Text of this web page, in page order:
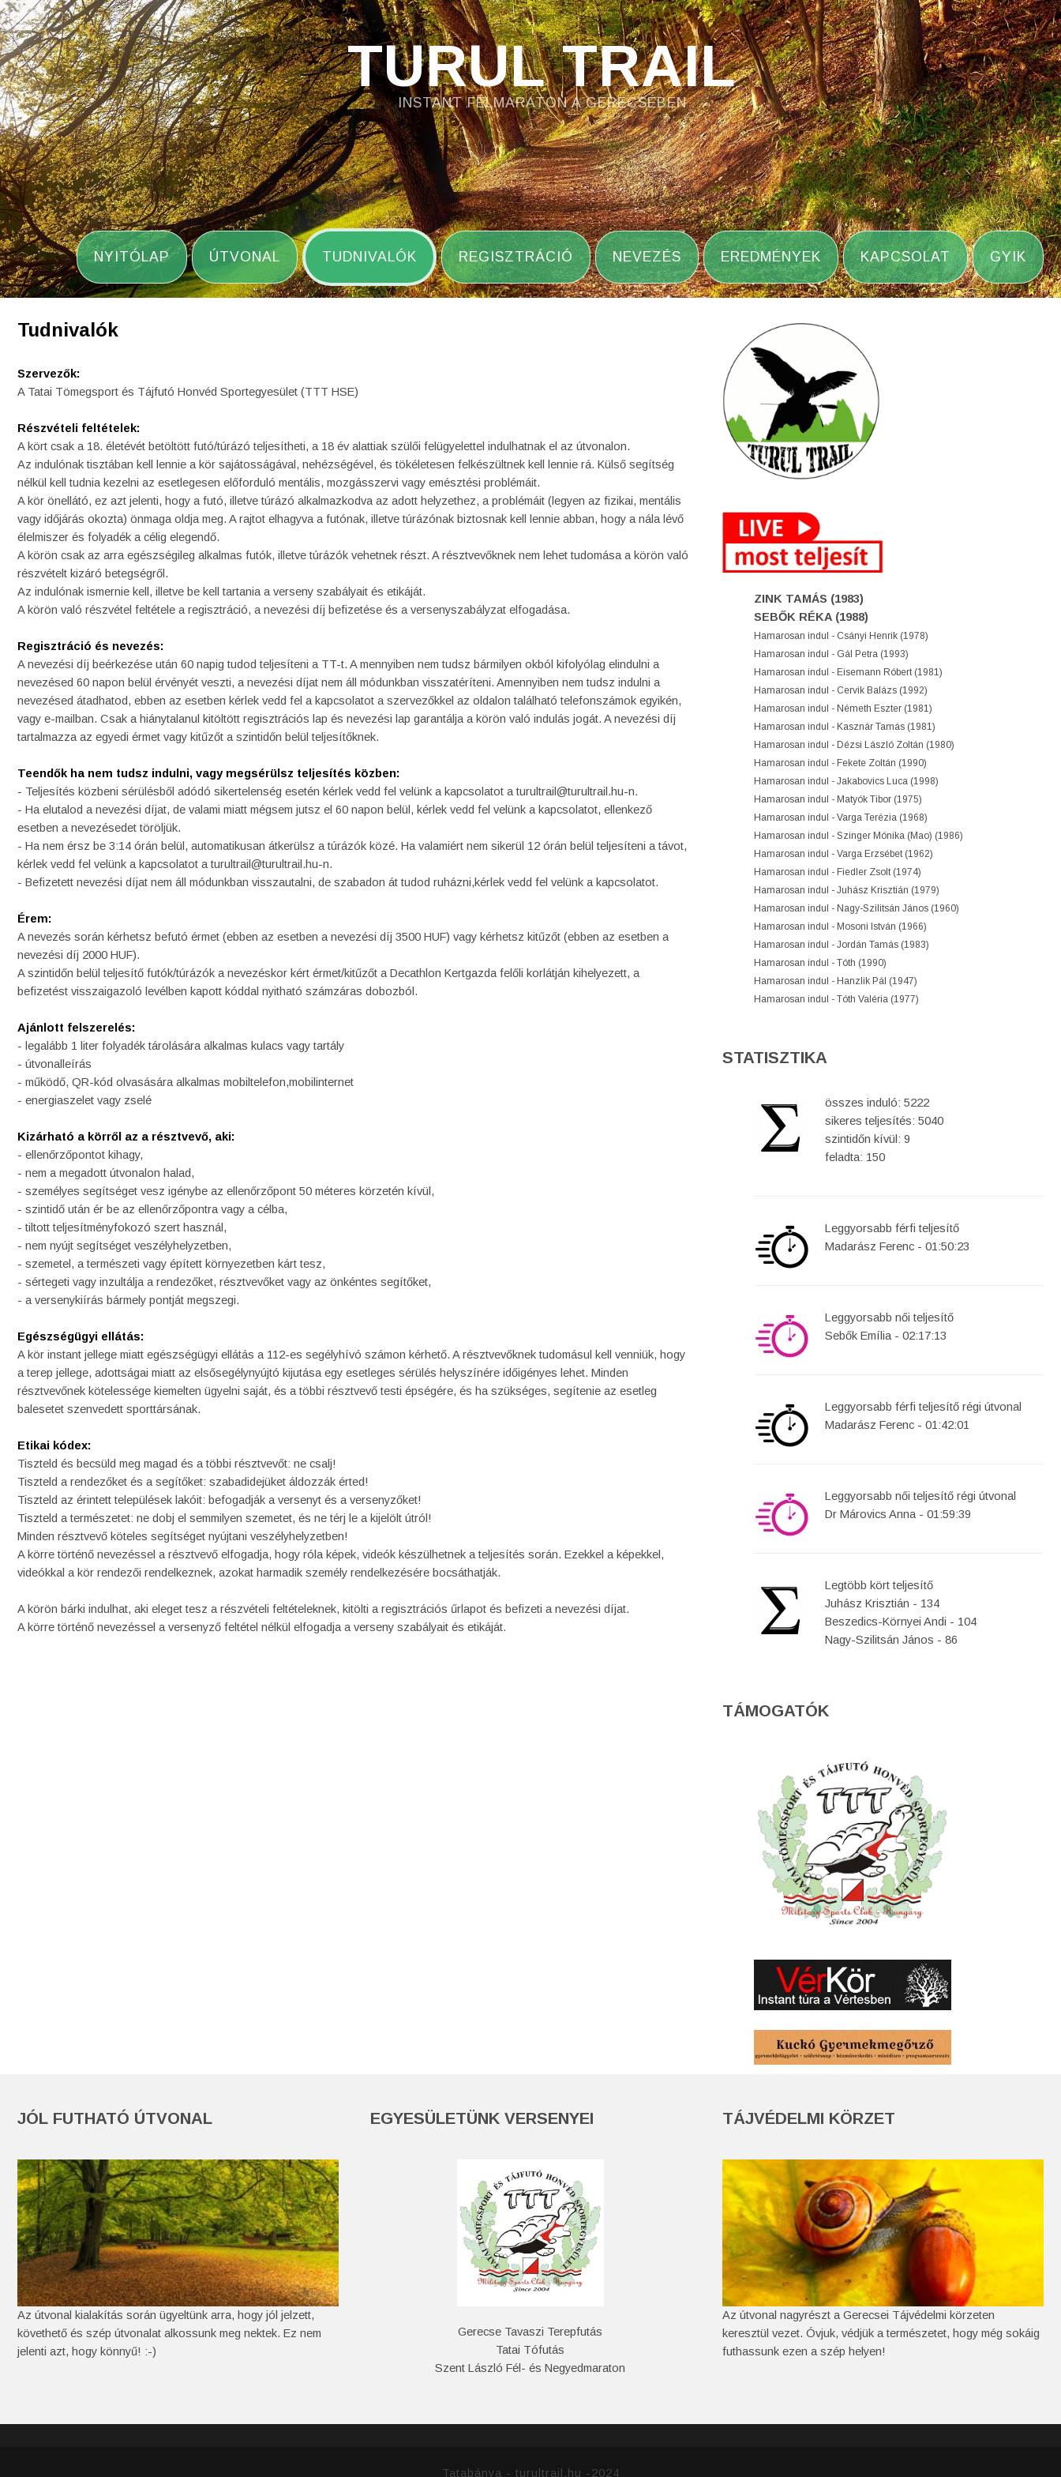
TURUL TRAIL
INSTANT FÉLMARATON A GERECSÉBEN
NYITÓLAP ÚTVONAL TUDNIVALÓK REGISZTRÁCIÓ NEVEZÉS EREDMÉNYEK KAPCSOLAT GYIK
Tudnivalók
Szervezők:
A Tatai Tömegsport és Tájfutó Honvéd Sportegyesület (TTT HSE)
Részvételi feltételek:
A kört csak a 18. életévét betöltött futó/túrázó teljesítheti, a 18 év alattiak szülői felügyelettel indulhatnak el az útvonalon.
Az indulónak tisztában kell lennie a kör sajátosságával, nehézségével, és tökéletesen felkészültnek kell lennie rá. Külső segítség
nélkül kell tudnia kezelni az esetlegesen előforduló mentális, mozgásszervi vagy emésztési problémáit.
A kör önellátó, ez azt jelenti, hogy a futó, illetve túrázó alkalmazkodva az adott helyzethez, a problémáit (legyen az fizikai, mentális
vagy időjárás okozta) önmaga oldja meg. A rajtot elhagyva a futónak, illetve túrázónak biztosnak kell lennie abban, hogy a nála lévő
élelmiszer és folyadék a célig elegendő.
A körön csak az arra egészségileg alkalmas futók, illetve túrázók vehetnek részt. A résztvevőknek nem lehet tudomása a körön való
részvételt kizáró betegségről.
Az indulónak ismernie kell, illetve be kell tartania a verseny szabályait és etikáját.
A körön való részvétel feltétele a regisztráció, a nevezési díj befizetése és a versenyszabályzat elfogadása.
Regisztráció és nevezés:
A nevezési díj beérkezése után 60 napig tudod teljesíteni a TT-t. A mennyiben nem tudsz bármilyen okból kifolyólag elindulni a
nevezésed 60 napon belül érvényét veszti, a nevezési díjat nem áll módunkban visszatéríteni. Amennyiben nem tudsz indulni a
nevezésed átadhatod, ebben az esetben kérlek vedd fel a kapcsolatot a szervezőkkel az oldalon található telefonszámok egyikén,
vagy e-mailban. Csak a hiánytalanul kitöltött regisztrációs lap és nevezési lap garantálja a körön való indulás jogát. A nevezési díj
tartalmazza az egyedi érmet vagy kitűzőt a szintidőn belül teljesítőknek.
Teendők ha nem tudsz indulni, vagy megsérülsz teljesítés közben:
- Teljesítés közbeni sérülésből adódó sikertelenség esetén kérlek vedd fel velünk a kapcsolatot a turultrail@turultrail.hu-n.
- Ha elutalod a nevezési díjat, de valami miatt mégsem jutsz el 60 napon belül, kérlek vedd fel velünk a kapcsolatot, ellenkező
esetben a nevezésedet töröljük.
- Ha nem érsz be 3:14 órán belül, automatikusan átkerülsz a túrázók közé. Ha valamiért nem sikerül 12 órán belül teljesíteni a távot,
kérlek vedd fel velünk a kapcsolatot a turultrail@turultrail.hu-n.
- Befizetett nevezési díjat nem áll módunkban visszautalni, de szabadon át tudod ruházni,kérlek vedd fel velünk a kapcsolatot.
Érem:
A nevezés során kérhetsz befutó érmet (ebben az esetben a nevezési díj 3500 HUF) vagy kérhetsz kitűzőt (ebben az esetben a
nevezési díj 2000 HUF).
A szintidőn belül teljesítő futók/túrázók a nevezéskor kért érmet/kitűzőt a Decathlon Kertgazda felőli korlátján kihelyezett, a
befizetést visszaigazoló levélben kapott kóddal nyitható számzáras dobozból.
Ajánlott felszerelés:
- legalább 1 liter folyadék tárolására alkalmas kulacs vagy tartály
- útvonalleírás
- működő, QR-kód olvasására alkalmas mobiltelefon,mobilinternet
- energiaszelet vagy zselé
Kizárható a körről az a résztvevő, aki:
- ellenőrzőpontot kihagy,
- nem a megadott útvonalon halad,
- személyes segítséget vesz igénybe az ellenőrzőpont 50 méteres körzetén kívül,
- szintidő után ér be az ellenőrzőpontra vagy a célba,
- tiltott teljesítményfokozó szert használ,
- nem nyújt segítséget veszélyhelyzetben,
- szemetel, a természeti vagy épített környezetben kárt tesz,
- sértegeti vagy inzultálja a rendezőket, résztvevőket vagy az önkéntes segítőket,
- a versenykiírás bármely pontját megszegi.
Egészségügyi ellátás:
A kör instant jellege miatt egészségügyi ellátás a 112-es segélyhívó számon kérhető. A résztvevőknek tudomásul kell venniük, hogy
a terep jellege, adottságai miatt az elsősegélynyújtó kijutása egy esetleges sérülés helyszínére időigényes lehet. Minden
résztvevőnek kötelessége kiemelten ügyelni saját, és a többi résztvevő testi épségére, és ha szükséges, segítenie az esetleg
balesetet szenvedett sporttársának.
Etikai kódex:
Tiszteld és becsüld meg magad és a többi résztvevőt: ne csalj!
Tiszteld a rendezőket és a segítőket: szabadidejüket áldozzák érted!
Tiszteld az érintett települések lakóit: befogadják a versenyt és a versenyzőket!
Tiszteld a természetet: ne dobj el semmilyen szemetet, és ne térj le a kijelölt útról!
Minden résztvevő köteles segítséget nyújtani veszélyhelyzetben!
A körre történő nevezéssel a résztvevő elfogadja, hogy róla képek, videók készülhetnek a teljesítés során. Ezekkel a képekkel,
videókkal a kör rendezői rendelkeznek, azokat harmadik személy rendelkezésére bocsáthatják.
A körön bárki indulhat, aki eleget tesz a részvételi feltételeknek, kitölti a regisztrációs űrlapot és befizeti a nevezési díjat.
A körre történő nevezéssel a versenyző feltétel nélkül elfogadja a verseny szabályait és etikáját.
ZINK TAMÁS (1983)
SEBŐK RÉKA (1988)
Hamarosan indul - Csányi Henrik (1978)
Hamarosan indul - Gál Petra (1993)
Hamarosan indul - Eisemann Róbert (1981)
Hamarosan indul - Cervik Balázs (1992)
Hamarosan indul - Németh Eszter (1981)
Hamarosan indul - Kasznár Tamás (1981)
Hamarosan indul - Dézsi László Zoltán (1980)
Hamarosan indul - Fekete Zoltán (1990)
Hamarosan indul - Jakabovics Luca (1998)
Hamarosan indul - Matyók Tibor (1975)
Hamarosan indul - Varga Terézia (1968)
Hamarosan indul - Szinger Mónika (Mao) (1986)
Hamarosan indul - Varga Erzsébet (1962)
Hamarosan indul - Fiedler Zsolt (1974)
Hamarosan indul - Juhász Krisztián (1979)
Hamarosan indul - Nagy-Szilitsán János (1960)
Hamarosan indul - Mosoni István (1966)
Hamarosan indul - Jordán Tamás (1983)
Hamarosan indul - Tóth (1990)
Hamarosan indul - Hanzlik Pál (1947)
Hamarosan indul - Tóth Valéria (1977)
STATISZTIKA
összes induló: 5222
sikeres teljesítés: 5040
szintidőn kívül: 9
feladta: 150
Leggyorsabb férfi teljesítő
Madarász Ferenc - 01:50:23
Leggyorsabb női teljesítő
Sebők Emília - 02:17:13
Leggyorsabb férfi teljesítő régi útvonal
Madarász Ferenc - 01:42:01
Leggyorsabb női teljesítő régi útvonal
Dr Márovics Anna - 01:59:39
Legtöbb kört teljesítő
Juhász Krisztián - 134
Beszedics-Környei Andi - 104
Nagy-Szilitsán János - 86
TÁMOGATÓK
JÓL FUTHATÓ ÚTVONAL
Az útvonal kialakítás során ügyeltünk arra, hogy jól jelzett,
követhető és szép útvonalat alkossunk meg nektek. Ez nem
jelenti azt, hogy könnyű! :-)
EGYESÜLETÜNK VERSENYEI
Gerecse Tavaszi Terepfutás
Tatai Tófutás
Szent László Fél- és Negyedmaraton
TÁJVÉDELMI KÖRZET
Az útvonal nagyrészt a Gerecsei Tájvédelmi körzeten
keresztül vezet. Óvjuk, védjük a természetet, hogy még sokáig
futhassunk ezen a szép helyen!
Tatabánya - turultrail.hu -2024